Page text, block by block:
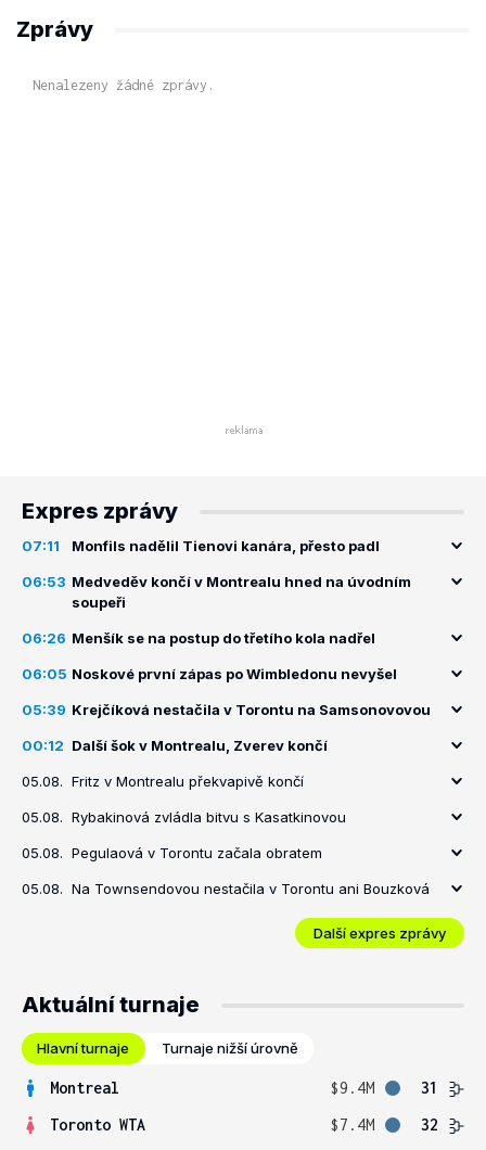
Zprávy
Nenalezeny žádné zprávy.
Expres zprávy
07:11 Monfils nadělil Tienovi kanára, přesto padl
06:53 Medveděv končí v Montrealu hned na úvodním
soupeři
06:26 Menšík se na postup do třetího kola nadřel
06:05 Noskové první zápas po Wimbledonu nevyšel
05:39 Krejčíková nestačila v Torontu na Samsonovovou
00:12 Další šok v Montrealu, Zverev končí
05.08. Fritz v Montrealu překvapivě končí
05.08. Rybakinová zvládla bitvu s Kasatkinovou
05.08. Pegulaová v Torontu začala obratem
05.08. Na Townsendovou nestačila v Torontu ani Bouzková
Další expres zprávy
Aktuální turnaje
Hlavní turnaje Turnaje nižší úrovně
Montreal $9.4M
31
Toronto WTA
$7.4M 32